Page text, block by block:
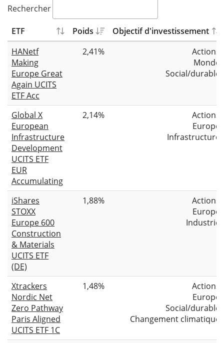
Rechercher
ETF Poids
Objectif d'investissement
HANetf
Making
Europe Great
Again UCITS
ETF Acc
2,41%
Actions
Monde
Social/durable
Global X
European
Infrastructure
Development
UCITS ETF
EUR
Accumulating
2,14%
Actions
Europe
Infrastructure
iShares
STOXX
Europe 600
Construction
& Materials
UCITS ETF
(DE)
1,88%
Actions
Europe
Industrie
Xtrackers
Nordic Net
Zero Pathway
Paris Aligned
UCITS ETF 1C
1,48%
Actions
Europe
Social/durable
Changement climatique